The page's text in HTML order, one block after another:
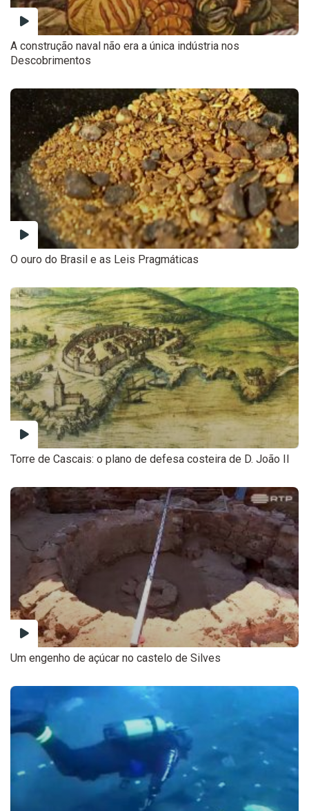
A construção naval não era a única indústria nos
Descobrimentos
O ouro do Brasil e as Leis Pragmáticas
Torre de Cascais: o plano de defesa costeira de D. João II
Um engenho de açúcar no castelo de Silves